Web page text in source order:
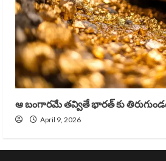
ఆ బంగారమే తవ్వితే భారత్ కు
April 9, 2026